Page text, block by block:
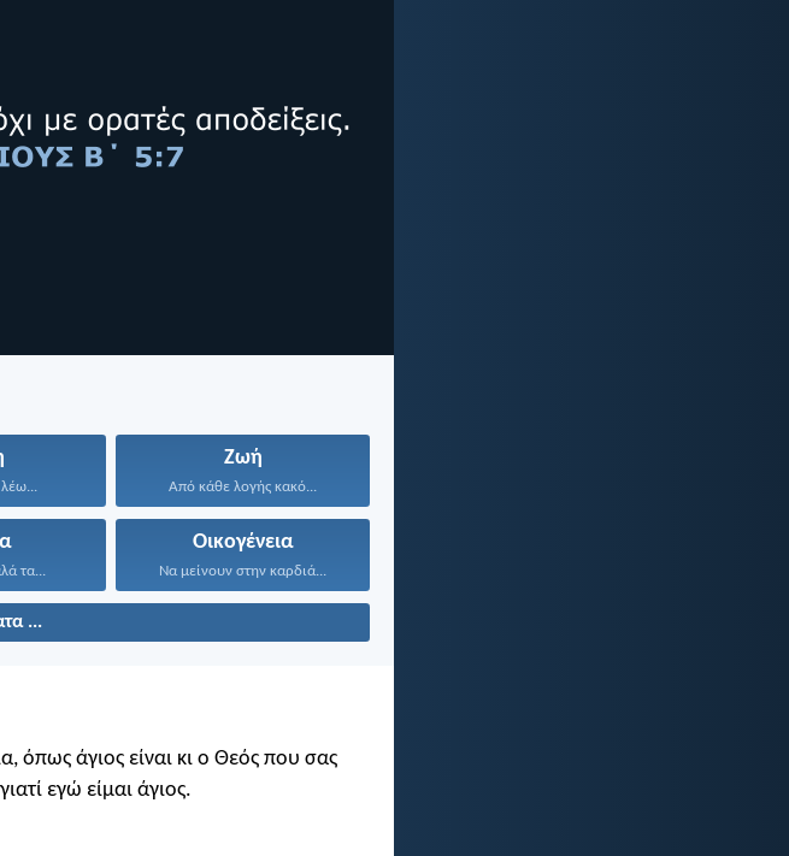
Ζωή
Από κάθε λογής κακό...
τα...
Οικογένεια
Να μείνουν στην καρδιά...
...
όπως άγιος είναι κι ο Θεός που σας
εγώ είμαι άγιος.